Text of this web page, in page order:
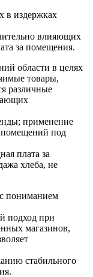
в издержках
влияющих
за помещения.
области в целях
товары,
различные
применение
под
плата за
хлеба, не
пониманием
подход при
магазинов,
стабильного